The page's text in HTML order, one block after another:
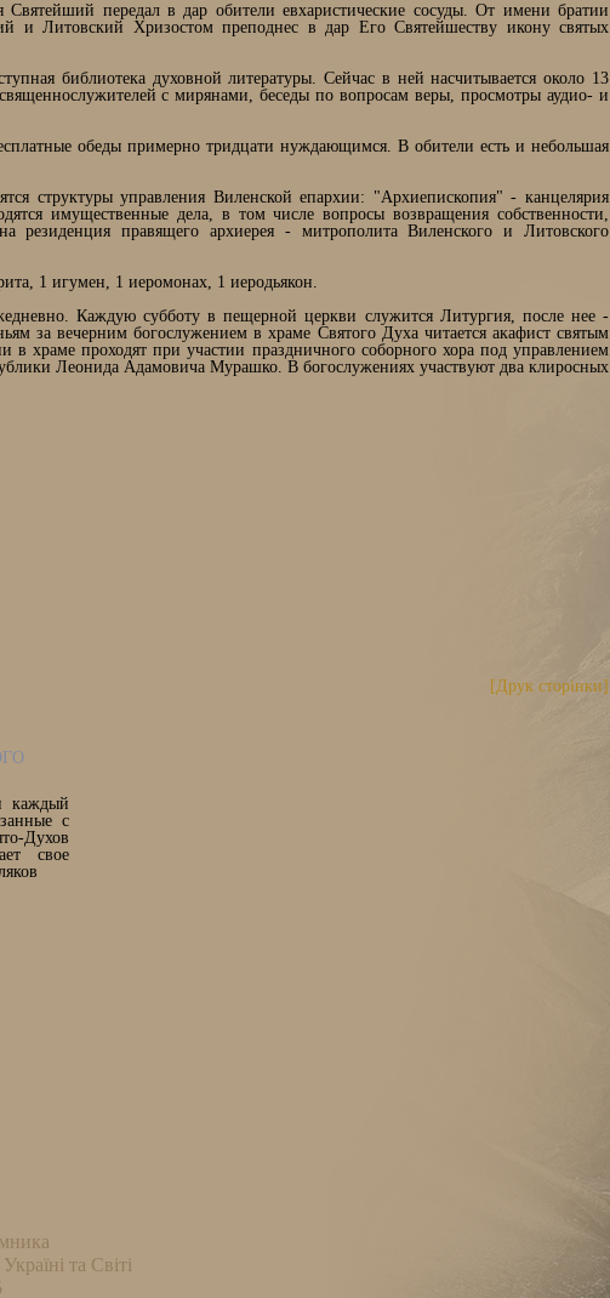
передал в дар обители евхаристические сосуды. От имени братии
и Литовский Хризостом преподнес в дар Его Святейшеству икону святых
библиотека духовной литературы. Сейчас в ней насчитывается около 13
с мирянами, беседы по вопросам веры, просмотры аудио- и
обеды примерно тридцати нуждающимся. В обители есть и небольшая
структуры управления Виленской епархии: "Архиепископия" - канцелярия
имущественные дела, в том числе вопросы возвращения собственности,
резиденция правящего архиерея - митрополита Виленского и Литовского
1 игумен, 1 иеромонах, 1 иеродьякон.
Каждую субботу в пещерной церкви служится Литургия, после нее -
за вечерним богослужением в храме Святого Духа читается акафист святым
храме проходят при участии праздничного соборного хора под управлением
Леонида Адамовича Мурашко. В богослужениях участвуют два клиросных
[Друк сторінки]
каждый
с
Духов
свое
та Світі